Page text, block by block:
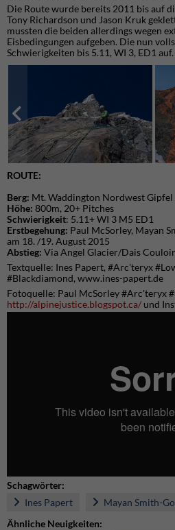
Die Route wurde bereits 2011 bis auf
Tony Richardson und Jason Kruk
mussten die beiden allerdings wegen
Eisbedingungen aufgeben. Die nun
Schwierigkeiten bis 5.11, WI 3, ED1 auf.
ROUTE:
Berg: Mt. Waddington Nordwest
Höhe: 800m, 20+ Pitches
Schwierigkeit: 5.11+ WI 3 M5 ED1
Erstbegehung: Paul McSorley, Mayan
am 18. /19. August 2015
Abstieg: Via Angel Glacier/Dais
Textquelle: Ines Papert, #Arc'teryx
#Blackdiamond, www.ines-papert.de
Fotoquelle: Paul McSorley #Arc'teryx
http://alpinejustice.blogspot.ca/ und
Schagwörter:
Ines Papert
Mayan Smith-
Ähnliche Neuigkeiten: